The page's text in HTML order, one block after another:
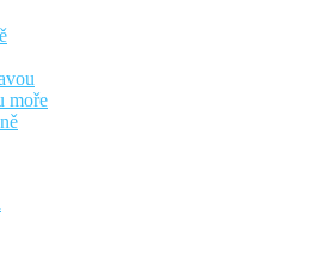
0 m
zahrada
- 15.9., zdarma)
moře